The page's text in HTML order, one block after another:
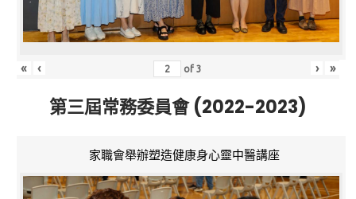
« ‹ of3 › »
第三屆常務委員會 (2022-2023)
家職會舉辦塑造健康身心靈中醫講座